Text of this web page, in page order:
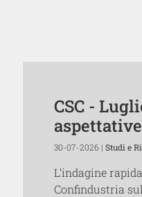
CSC -
30-07-2026 | Studi e
L’indagine
Confindustria